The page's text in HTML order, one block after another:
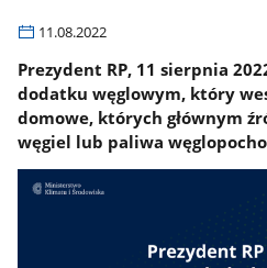
11.08.2022
Prezydent RP, 11 sierpnia
dodatku węglowym, który
domowe, których głównym
węgiel lub paliwa